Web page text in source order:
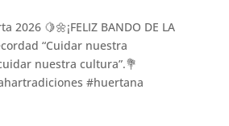
2026 🍋🌼¡FELIZ BANDO DE LA
“Cuidar nuestra
nuestra cultura”.💐
#huertana